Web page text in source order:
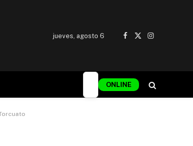
jueves, agosto 6
Facebook
X
Instagram
ONLINE